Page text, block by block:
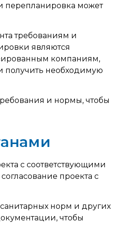
перепланировка может
требованиям и
являются
компаниям,
получить необходимую
и нормы, чтобы
с соответствующими
проекта с
норм и других
чтобы